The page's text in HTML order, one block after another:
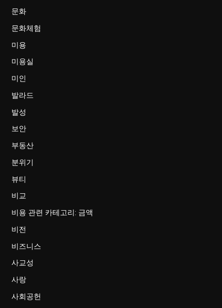
문화
문화체험
미용
미용실
미인
발라드
발성
보안
부동산
분위기
뷰티
비교
비용 관련 카테고리: 금액
비전
비즈니스
사교성
사랑
사회공헌